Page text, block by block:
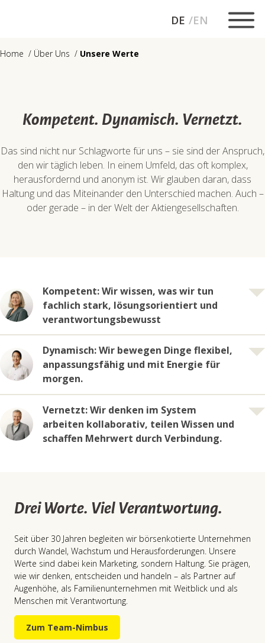
DE EN
Home Über Uns Unsere Werte
Kompetent. Dynamisch. Vernetzt.
Das sind nicht nur Schlagworte für uns – sie sind der Anspruch,
den wir täglich leben. In einem Umfeld, das oft komplex,
herausfordernd und anonym ist. Wir glauben daran, dass
Haltung und das Miteinander den Unterschied machen. Auch –
oder gerade – in der Welt der Aktiengesellschaften.
Kompetent: Wir wissen, was wir tun
fachlich stark, lösungsorientiert und
verantwortungsbewusst
Wesentliche. Damit sich unsere Kunden
dafür stehe ich."
Daniela Weibel, Service Team
Wir wissen, was wir tun. Seit über 30 Jahren begleiten wir namhafte
Dynamisch: Wir bewegen Dinge flexibel,
anpassungsfähig und mit Energie für
morgen.
„Ich entwickle nicht nur Software weiter,
sondern auch mich selbst – jeden Tag.
Für mich bedeutet Dynamik, offen zu
bleiben, neue Lösungen zu denken und
unsere Produkte kontinuierlich besser zu
machen. Damit unser Service nicht nur
Vernetzt: Wir denken im System
arbeiten kollaborativ, teilen Wissen und
schaffen Mehrwert durch Verbindung.
"Gerade in komplexen Strukturen ist
Verbindung entscheidend. Unsere Stärke
ist das Netzwerk - intern wie extern."
Drei Worte. Viel Verantwortung.
Seit über 30 Jahren begleiten wir börsenkotierte Unternehmen
durch Wandel, Wachstum und Herausforderungen. Unsere
Werte sind dabei kein Marketing, sondern Haltung. Sie prägen,
wie wir denken, entscheiden und handeln – als Partner auf
Augenhöhe, als Familienunternehmen mit Weitblick und als
Menschen mit Verantwortung.
Zum Team-Nimbus